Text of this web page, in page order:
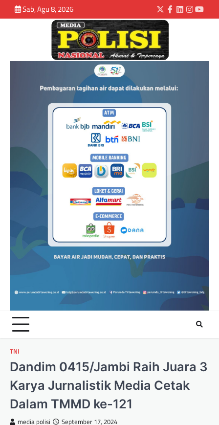
Sab, Agu 8, 2026
TNI
Dandim 0415/Jambi Raih Juara 3
Karya Jurnalistik Media Cetak
Dalam TMMD ke-121
media polisi September 17, 2024